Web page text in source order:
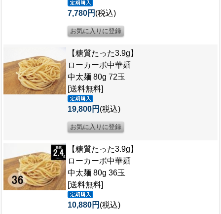
7,780円 (税込)
【糖質たった3.9g】
ローカーボ中華麺
中太麺 80g 72玉
[送料無料]
19,800円 (税込)
【糖質たった3.9g】
ローカーボ中華麺
中太麺 80g 36玉
[送料無料]
10,880円 (税込)